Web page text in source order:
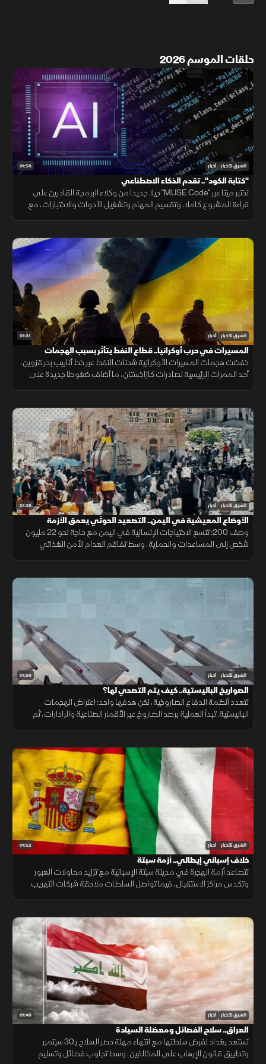
حلقات الموسم 2026
01:56 الشرق للأخبار أخبار
"كتابة الكود".. تقدم الذكاء الاصطناعي
تختبر ميتا عبر "MUSE Code" جيلا جديدا من وكلاء البرمجة القادرين على
قراءة المشروع كاملا، وتقسيم المهام وتشغيل الأدوات والاختبارات، مع
01:31 الشرق للأخبار أخبار
المسيرات في حرب أوكرانيا.. قطاع النفط يتأثر بسبب الهجمات
خفضت هجمات المسيرات الأوكرانية شحنات النفط عبر خط أنابيب بحر قزوين،
أحد الممرات الرئيسية لصادرات كازاخستان، ما أضاف ضغوطا جديدة على
01:38 الشرق للأخبار أخبار
الأوضاع المعيشية في اليمن.. التصعيد الحوثي يعمق الأزمة
وصف 200: تتسع الاحتياجات الإنسانية في اليمن مع حاجة نحو 22 مليون
شخص إلى المساعدات والحماية، وسط تفاقم انعدام الأمن الغذائي
01:56 الشرق للأخبار أخبار
الصواريخ الباليستية.. كيف يتم التصدي لها؟
تتعدد أنظمة الدفاع الصاروخية، لكن هدفها واحد: اعتراض الهجمات
الباليستية. تبدأ العملية برصد الصاروخ عبر الأقمار الصناعية والرادارات، ثم
01:52 الشرق للأخبار أخبار
خلاف إسباني إيطالي.. أزمة سبتة
تتصاعد أزمة الهجرة في مدينة سبتة الإسبانية مع تزايد محاولات العبور
وتكدس مراكز الاستقبال، فيما تواصل السلطات ملاحقة شبكات التهريب
01:48 الشرق للأخبار أخبار
العراق.. سلاح الفصائل ومعضلة السيادة
تستعد بغداد لفرض سلطتها مع انتهاء مهلة حصر السلاح بـ30 سبتمبر
وتطبيق قانون الإرهاب على المخالفين، وسط تجاوب فصائل وتسليم